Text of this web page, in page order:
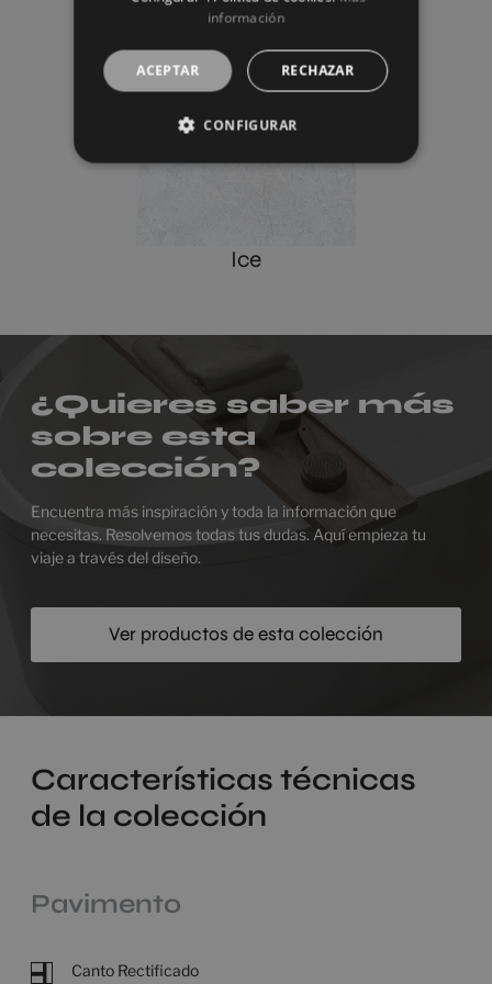
Ice
¿Quieres saber más
sobre esta
colección?
Encuentra más inspiración y toda la información que
necesitas. Resolvemos todas tus dudas. Aquí empieza tu
viaje a través del diseño.
Ver productos de esta colección
Características técnicas
de la colección
Pavimento
Canto Rectificado
información
ACEPTAR RECHAZAR
CONFIGURAR